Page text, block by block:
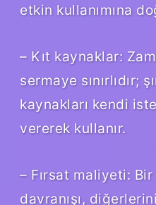
etkin kullanımına
– Kıt kaynaklar:
sermaye sınırlıdır;
kaynakları kendi
vererek kullanır.
– Fırsat maliyeti:
davranışı,